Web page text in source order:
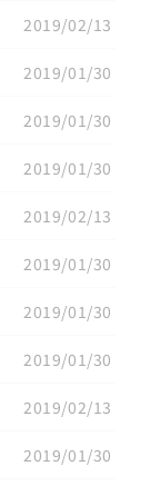
2019/02/13
2019/01/30
2019/01/30
2019/01/30
2019/02/13
2019/01/30
2019/01/30
2019/01/30
2019/02/13
2019/01/30